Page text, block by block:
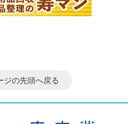
ジの先頭へ戻る